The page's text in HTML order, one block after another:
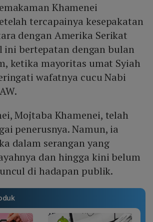
Khamenei
tercapainya kesepakatan
dengan Amerika Serikat
ini bertepatan dengan bulan
ketika mayoritas umat Syiah
wafatnya cucu Nabi
Mojtaba Khamenei, telah
penerusnya. Namun, ia
dalam serangan yang
dan hingga kini belum
di hadapan publik.